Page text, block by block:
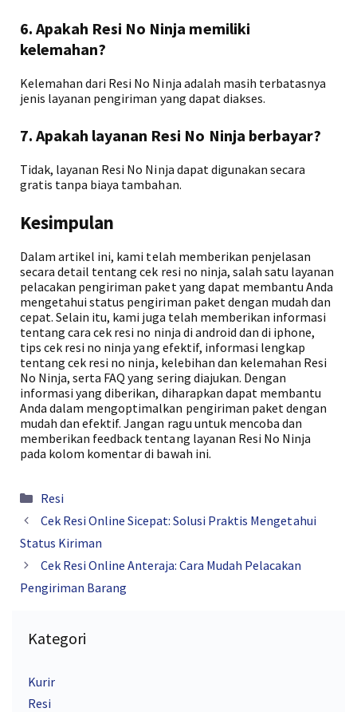
6. Apakah Resi No Ninja memiliki
kelemahan?
Kelemahan dari Resi No Ninja adalah masih terbatasnya
jenis layanan pengiriman yang dapat diakses.
7. Apakah layanan Resi No Ninja berbayar?
Tidak, layanan Resi No Ninja dapat digunakan secara
gratis tanpa biaya tambahan.
Kesimpulan
Dalam artikel ini, kami telah memberikan penjelasan
secara detail tentang cek resi no ninja, salah satu layanan
pelacakan pengiriman paket yang dapat membantu Anda
mengetahui status pengiriman paket dengan mudah dan
cepat. Selain itu, kami juga telah memberikan informasi
tentang cara cek resi no ninja di android dan di iphone,
tips cek resi no ninja yang efektif, informasi lengkap
tentang cek resi no ninja, kelebihan dan kelemahan Resi
No Ninja, serta FAQ yang sering diajukan. Dengan
informasi yang diberikan, diharapkan dapat membantu
Anda dalam mengoptimalkan pengiriman paket dengan
mudah dan efektif. Jangan ragu untuk mencoba dan
memberikan feedback tentang layanan Resi No Ninja
pada kolom komentar di bawah ini.
Kategori
Resi
Cek Resi Online Sicepat: Solusi Praktis Mengetahui
Status Kiriman
Cek Resi Online Anteraja: Cara Mudah Pelacakan
Pengiriman Barang
Kategori
Kurir
Resi